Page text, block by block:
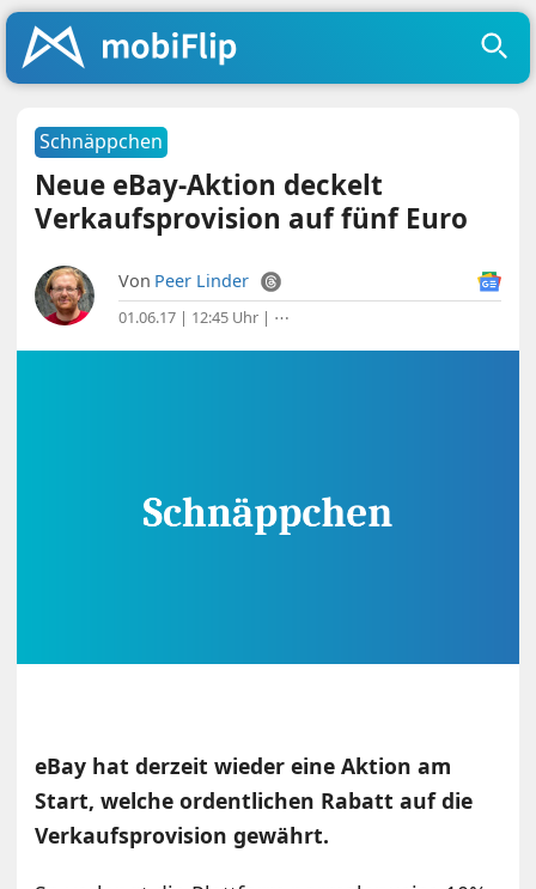
Schnäppchen
Neue eBay-Aktion deckelt
Verkaufsprovision auf fünf Euro
Von Peer Linder
01.06.17 | 12:45 Uhr | ⋯
eBay hat derzeit wieder eine Aktion am
Start, welche ordentlichen Rabatt auf die
Verkaufsprovision gewährt.